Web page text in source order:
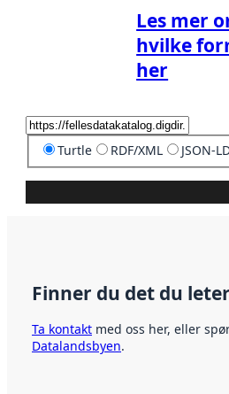
Les mer
hvilke
her
Turtle RDF/XML JSON-
Finner du det du
Ta kontakt med oss her, eller
Datalandsbyen.